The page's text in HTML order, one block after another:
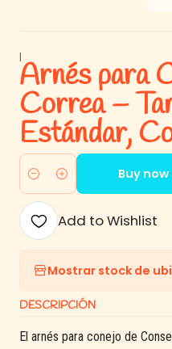
|
Arnés para
Correa –
Estándar,
Quantity
Buy now
Add to Wishlist
Mostrar stock de
DESCRIPCIÓN
El arnés para conejo de